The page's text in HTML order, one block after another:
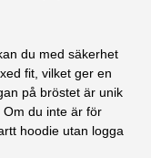
du med säkerhet
fit, vilket ger en
på bröstet är unik
du inte är för
hoodie utan logga